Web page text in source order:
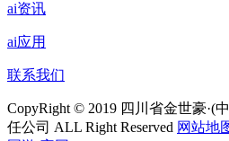
ai资讯
ai应用
联系我们
CopyRight © 2019 四川省金世豪·(
任公司 ALL Right Reserved 网站地